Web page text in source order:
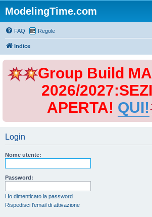
ModelingTime.com
FAQ Regole
Indice
Group Build
2026/
APERTA! QUI!
Login
Nome utente:
Password:
Ho dimenticato la password
Rispedisci l’email di attivazione